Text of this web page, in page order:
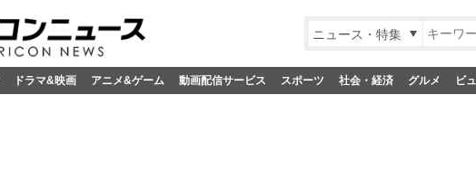
ニュース・特集
ドラマ&映画 アニメ&ゲーム 動画配信サービス スポーツ 社会・経済 グルメ ビ